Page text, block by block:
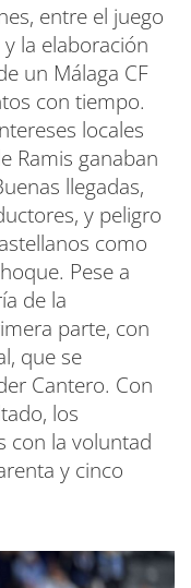
entre el juego
la elaboración
un Málaga CF
con tiempo.
locales
Ramis ganaban
llegadas,
y peligro
como
Pese a
de la
parte, con
que se
Cantero. Con
los
con la voluntad
y cinco